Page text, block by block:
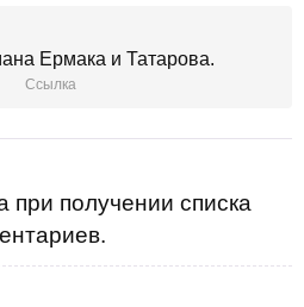
Ермака и Татарова.
Ссылка
получении списка